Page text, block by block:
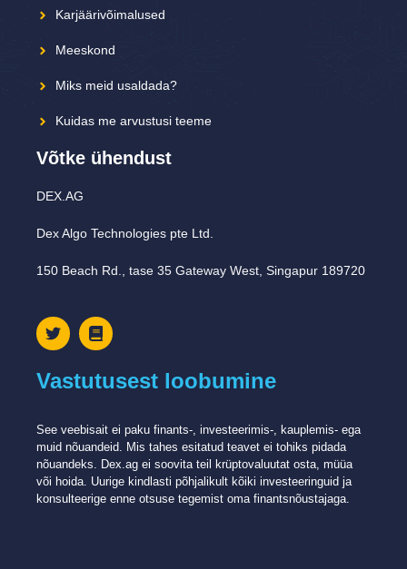
Karjäärivõimalused
Meeskond
Miks meid usaldada?
Kuidas me arvustusi teeme
Võtke ühendust
DEX.AG
Dex Algo Technologies pte Ltd.
150 Beach Rd., tase 35 Gateway West, Singapur 189720
Vastutusest loobumine
See veebisait ei paku finants-, investeerimis-, kauplemis- ega
muid nõuandeid. Mis tahes esitatud teavet ei tohiks pidada
nõuandeks. Dex.ag ei ​​soovita teil krüptovaluutat osta, müüa
või hoida. Uurige kindlasti põhjalikult kõiki investeeringuid ja
konsulteerige enne otsuse tegemist oma finantsnõustajaga.